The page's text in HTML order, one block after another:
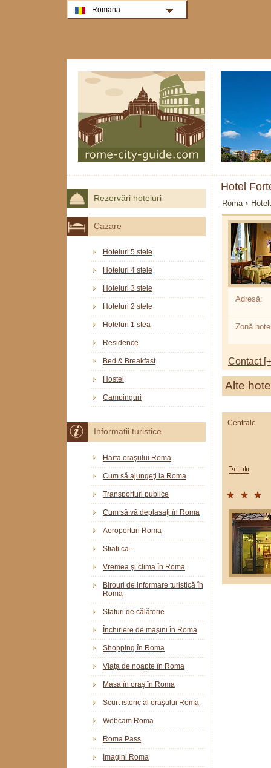
Hotel
Roma ›
Adresă:
Zonă
Contact
Alte
Centrale
Rezervări hoteluri
Cazare
Hoteluri 5 stele
Hoteluri 4 stele
Hoteluri 3 stele
Hoteluri 2 stele
Hoteluri 1 stea
Residence
Bed & Breakfast
Hostel
Campinguri
Informații turistice
Harta oraşului Roma
Cum să ajungeţi la Roma
Transporturi publice
Cum să vă deplasaţi în Roma
Aeroporturi Roma
Stiati ca...
Vremea şi clima în Roma
Birouri de informare turistică în
Roma
Sfaturi de călătorie
Închiriere de maşini în Roma
Shopping în Roma
Viaţa de noapte în Roma
Masa în oraş în Roma
Scurt istoric al oraşului Roma
Webcam Roma
Roma Pass
Imagini Roma
Romana